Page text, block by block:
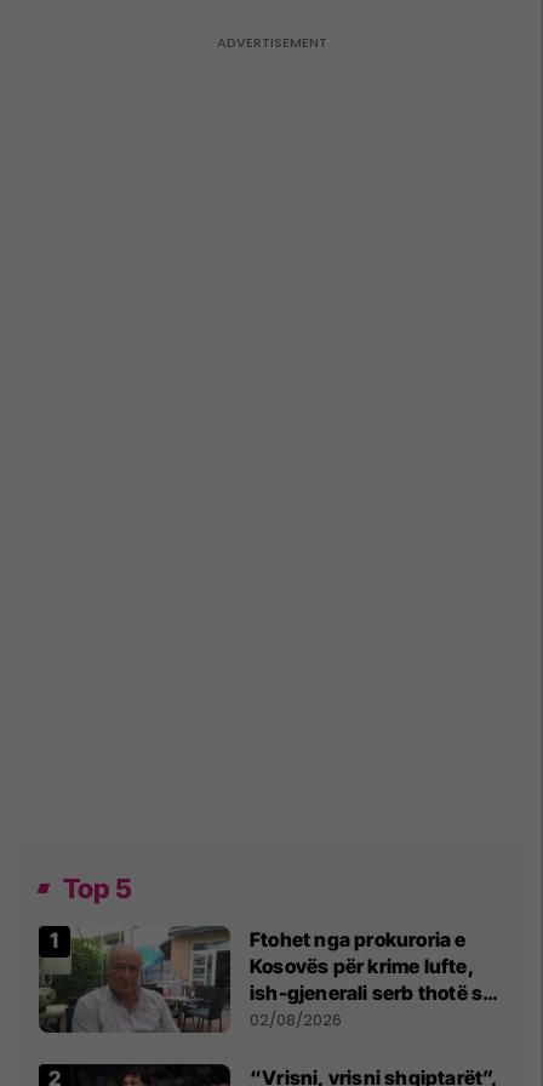
Top 5
Ftohet nga prokuroria e
Kosovës për krime lufte,
ish-gjenerali serb thotë se
dikush e tradhtoi në
02/08/2026
“Vrisni, vrisni shqiptarët”,